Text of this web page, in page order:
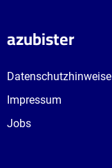
azubister
Datenschutzhinweise
Impressum
Jobs